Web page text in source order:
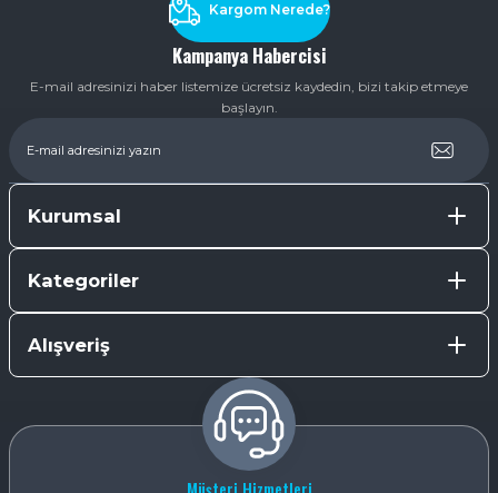
Kampanya Habercisi
E-mail adresinizi haber listemize ücretsiz kaydedin, bizi takip etmeye
başlayın.
Kargom Nerede?
Kurumsal
Kategoriler
Alışveriş